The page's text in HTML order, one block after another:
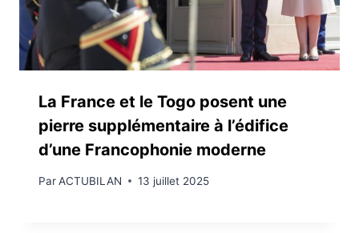
La France et le Togo posent une
pierre supplémentaire à l’édifice
d’une Francophonie moderne
ParACTUBILAN 13 juillet 2025